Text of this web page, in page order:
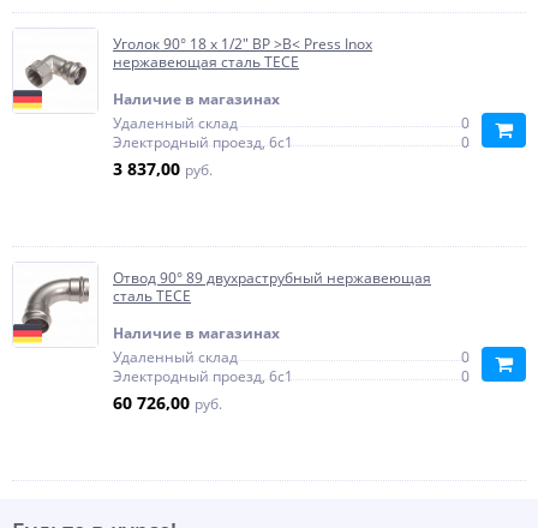
Уголок 90° 18 x 1/2" ВР >B< Press Inox
нержавеющая сталь TECE
Наличие в магазинах
Удаленный склад
0
Электродный проезд, 6с1
0
3 837,00 руб.
Отвод 90° 89 двухраструбный нержавеющая
сталь TECE
Наличие в магазинах
Удаленный склад
0
Электродный проезд, 6с1
0
60 726,00 руб.